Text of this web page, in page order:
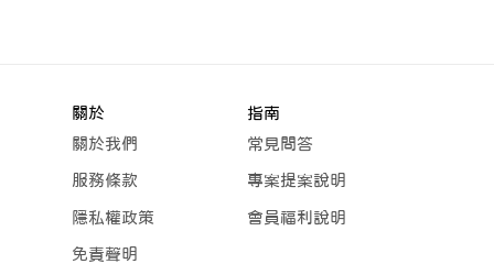
關於
關於我們
服務條款
隱私權政策
免責聲明
指南
常見問答
專案提案說明
會員福利說明